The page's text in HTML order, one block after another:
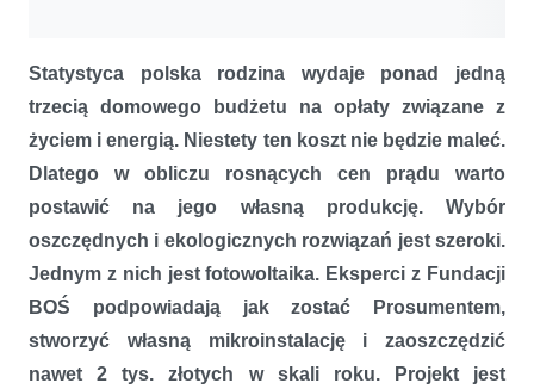
Statystyca polska rodzina wydaje ponad jedną
trzecią domowego budżetu na opłaty związane z
życiem i energią. Niestety ten koszt nie będzie maleć.
Dlatego w obliczu rosnących cen prądu warto
postawić na jego własną produkcję. Wybór
oszczędnych i ekologicznych rozwiązań jest szeroki.
Jednym z nich jest fotowoltaika. Eksperci z Fundacji
BOŚ podpowiadają jak zostać Prosumentem,
stworzyć własną mikroinstalację i zaoszczędzić
nawet 2 tys. złotych w skali roku. Projekt jest